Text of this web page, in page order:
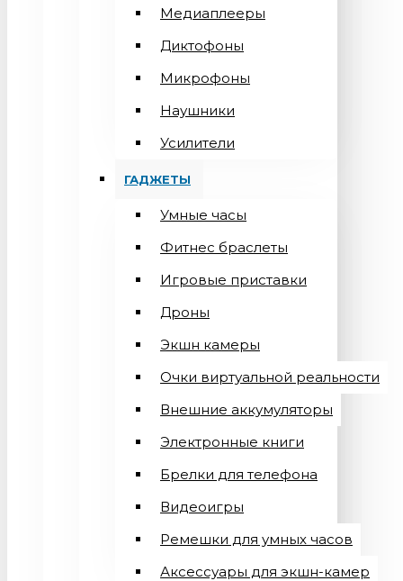
Медиаплееры
Диктофоны
Микрофоны
Наушники
Усилители
ГАДЖЕТЫ
Умные часы
Фитнес браслеты
Игровые приставки
Дроны
Экшн камеры
Очки виртуальной реальности
Внешние аккумуляторы
Электронные книги
Брелки для телефона
Видеоигры
Ремешки для умных часов
Аксессуары для экшн-камер